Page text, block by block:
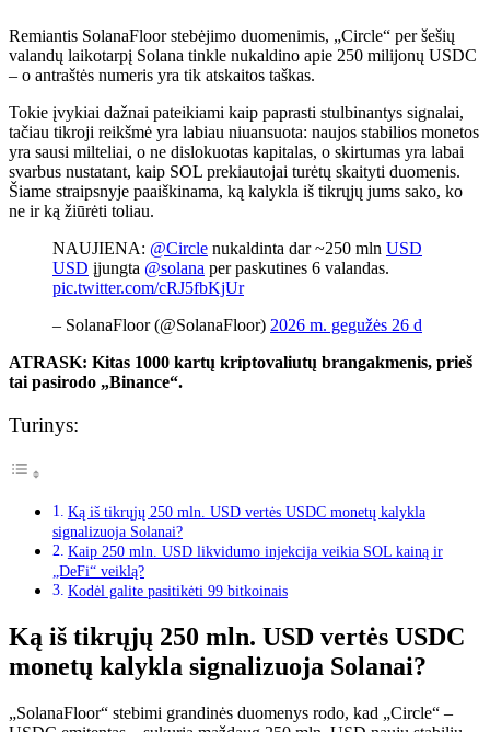
Remiantis SolanaFloor stebėjimo duomenimis, „Circle“ per šešių
valandų laikotarpį Solana tinkle nukaldino apie 250 milijonų USDC
– o antraštės numeris yra tik atskaitos taškas.
Tokie įvykiai dažnai pateikiami kaip paprasti stulbinantys signalai,
tačiau tikroji reikšmė yra labiau niuansuota: naujos stabilios monetos
yra sausi milteliai, o ne dislokuotas kapitalas, o skirtumas yra labai
svarbus nustatant, kaip SOL prekiautojai turėtų skaityti duomenis.
Šiame straipsnyje paaiškinama, ką kalykla iš tikrųjų jums sako, ko
ne ir ką žiūrėti toliau.
NAUJIENA: @Circle nukaldinta dar ~250 mln USD
USD įjungta @solana per paskutines 6 valandas.
pic.twitter.com/cRJ5fbKjUr
– SolanaFloor (@SolanaFloor) 2026 m. gegužės 26 d
ATRASK: Kitas 1000 kartų kriptovaliutų brangakmenis, prieš
tai pasirodo „Binance“.
Turinys:
Ką iš tikrųjų 250 mln. USD vertės USDC monetų kalykla
signalizuoja Solanai?
Kaip 250 mln. USD likvidumo injekcija veikia SOL kainą ir
„DeFi“ veiklą?
Kodėl galite pasitikėti 99 bitkoinais
Ką iš tikrųjų 250 mln. USD vertės USDC
monetų kalykla signalizuoja Solanai?
„SolanaFloor“ stebimi grandinės duomenys rodo, kad „Circle“ –